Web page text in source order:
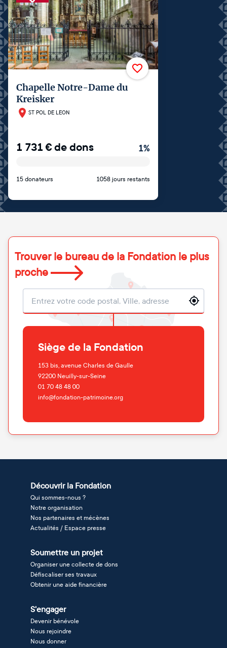
Chapelle Notre-Dame du
Kreisker
ST POL DE LEON
1 731€de dons 1%
15 donateurs 1058 jours restants
Trouver le bureau de la Fondation le plus
proche
Localisation
Siège de la Fondation
153 bis, avenue Charles de Gaulle
92200 Neuilly-sur-Seine
01 70 48 48 00
info@fondation-patrimoine.org
Découvrir la Fondation
Qui sommes-nous ?
Notre organisation
Nos partenaires et mécènes
Actualités / Espace presse
Soumettre un projet
Organiser une collecte de dons
Défiscaliser ses travaux
Obtenir une aide financière
S'engager
Devenir bénévole
Nous rejoindre
Nous donner